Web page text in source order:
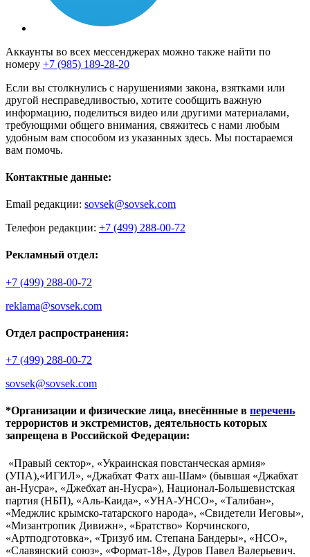
Аккаунты во всех мессенджерах можно также найти по
номеру +7 (985) 189-28-20
Если вы столкнулись с нарушениями закона, взятками или
другой несправедливостью, хотите сообщить важную
информацию, поделиться видео или другими материалами,
требующими общего внимания, свяжитесь с нами любым
удобным вам способом из указанных здесь. Мы постараемся
вам помочь.
Контактные данные:
Email редакции: sovsek@sovsek.com
Телефон редакции: +7 (499) 288-00-72
Рекламный отдел:
+7 (499) 288-00-72
reklama@sovsek.com
Отдел распространения:
+7 (499) 288-00-72
sovsek@sovsek.com
*Организации и физические лица, внесённные в перечень
террористов и экстремистов, деятельность которых
запрещена в Российской Федерации:
«Правый сектор», «Украинская повстанческая армия»
(УПА),«ИГИЛ», «Джабхат Фатх аш-Шам» (бывшая «Джабхат
ан-Нусра», «Джебхат ан-Нусра»), Национал-Большевистская
партия (НБП), «Аль-Каида», «УНА-УНСО», «Талибан»,
«Меджлис крымско-татарского народа», «Свидетели Иеговы»,
«Мизантропик Дивижн», «Братство» Корчинского,
«Артподготовка», «Тризуб им. Степана Бандеры», «НСО»,
«Славянский союз», «Формат-18», Дуров Павел Валерьевич.